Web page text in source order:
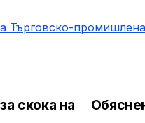
Търговско-
скока на